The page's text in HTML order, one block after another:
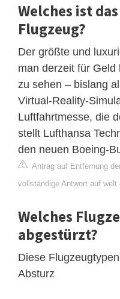
Welches ist
Flugzeug?
Der größte und
man derzeit für
zu sehen – bislang
Virtual-Reality-
Luftfahrtmesse, die
stellt Lufthansa
den neuen Boeing-
Antrag auf Entfernung
vollständige Antwort auf
Welches
abgestürzt?
Diese
Absturz